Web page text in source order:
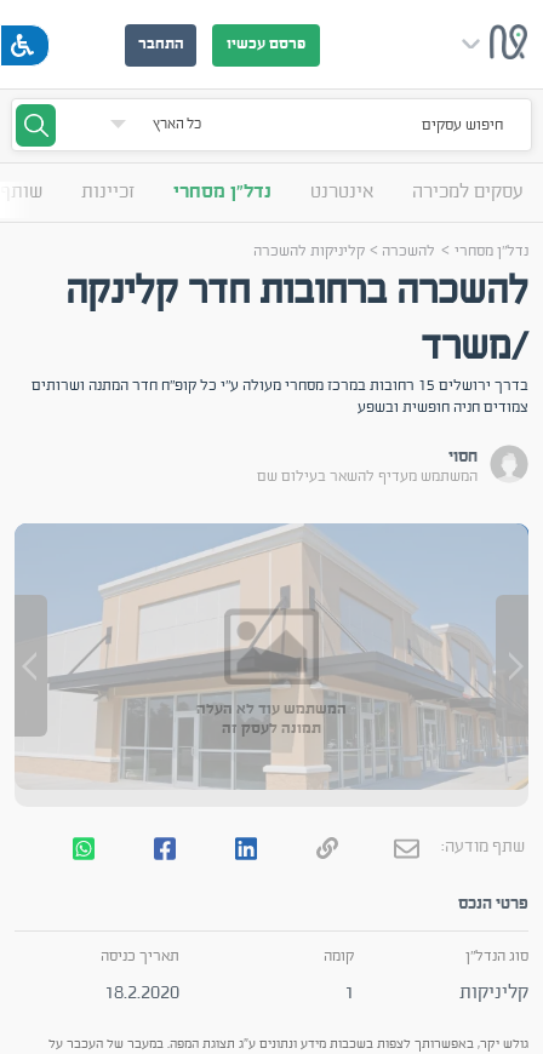
פרסם עכשיו התחבר
חיפוש עסקים
עסקים למכירה אינטרנט נדל"ן מסחרי זכיינות
נדל"ן מסחרי> להשכרה >קליניקות להשכרה
להשכרה ברחובות חדר קלינקה
/משרד
בדרך ירושלים 15 רחובות במרכז מסחרי מעולה ע"י כל קופ"ח חדר המתנה ושרותים
צמודים חניה חופשית ובשפע
חסוי
המשתמש מעדיף להשאר בעילום שם
המשתמש עוד לא העלה
תמונה לעסק זה
שתף מודעה:
פרטי הנכס
סוג הנדל"ן
קליניקות
קומה
1
תאריך כניסה
18.2.2020
גולש יקר, באפשרותך לצפות בשכבות מידע ונתונים ע"ג תצוגת המפה. במעבר של העכבר על